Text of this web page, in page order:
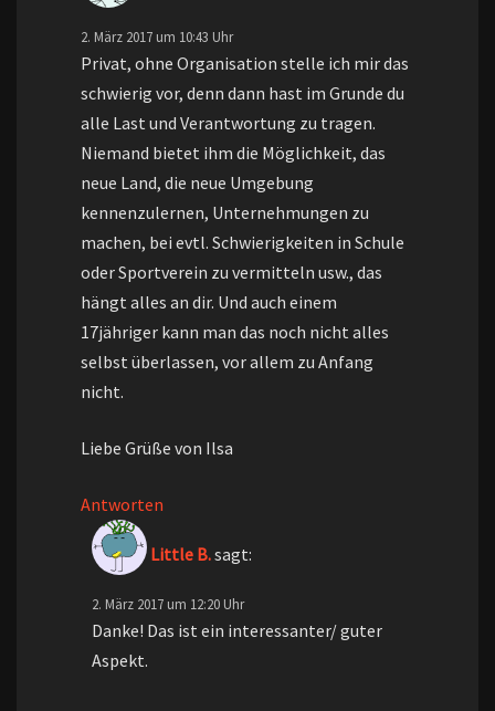
2. März 2017 um 10:43 Uhr
Privat, ohne Organisation stelle ich mir das
schwierig vor, denn dann hast im Grunde du
alle Last und Verantwortung zu tragen.
Niemand bietet ihm die Möglichkeit, das
neue Land, die neue Umgebung
kennenzulernen, Unternehmungen zu
machen, bei evtl. Schwierigkeiten in Schule
oder Sportverein zu vermitteln usw., das
hängt alles an dir. Und auch einem
17jähriger kann man das noch nicht alles
selbst überlassen, vor allem zu Anfang
nicht.
Liebe Grüße von Ilsa
Antworten
Little B.sagt:
2. März 2017 um 12:20 Uhr
Danke! Das ist ein interessanter/ guter
Aspekt.